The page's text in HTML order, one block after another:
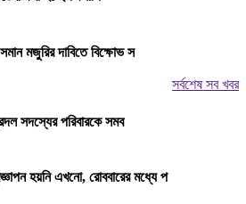
মজুরির দাবিতে বিক্ষোভ স
সর্বশেষ সব খবর
সদস্যের পরিবারকে সমব
হয়নি এখনো, রোববারের মধ্যে প